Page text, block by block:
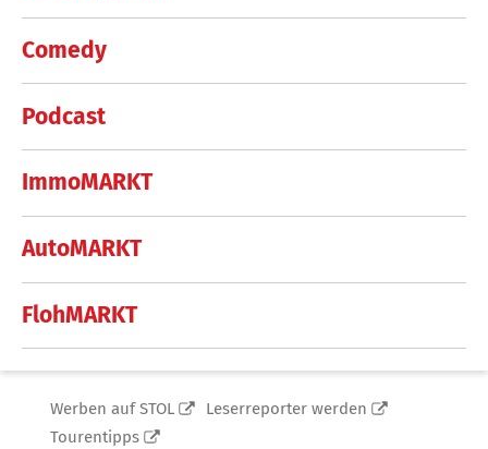
Comedy
Podcast
ImmoMARKT
AutoMARKT
FlohMARKT
Werben auf STOL
Leserreporter werden
Tourentipps